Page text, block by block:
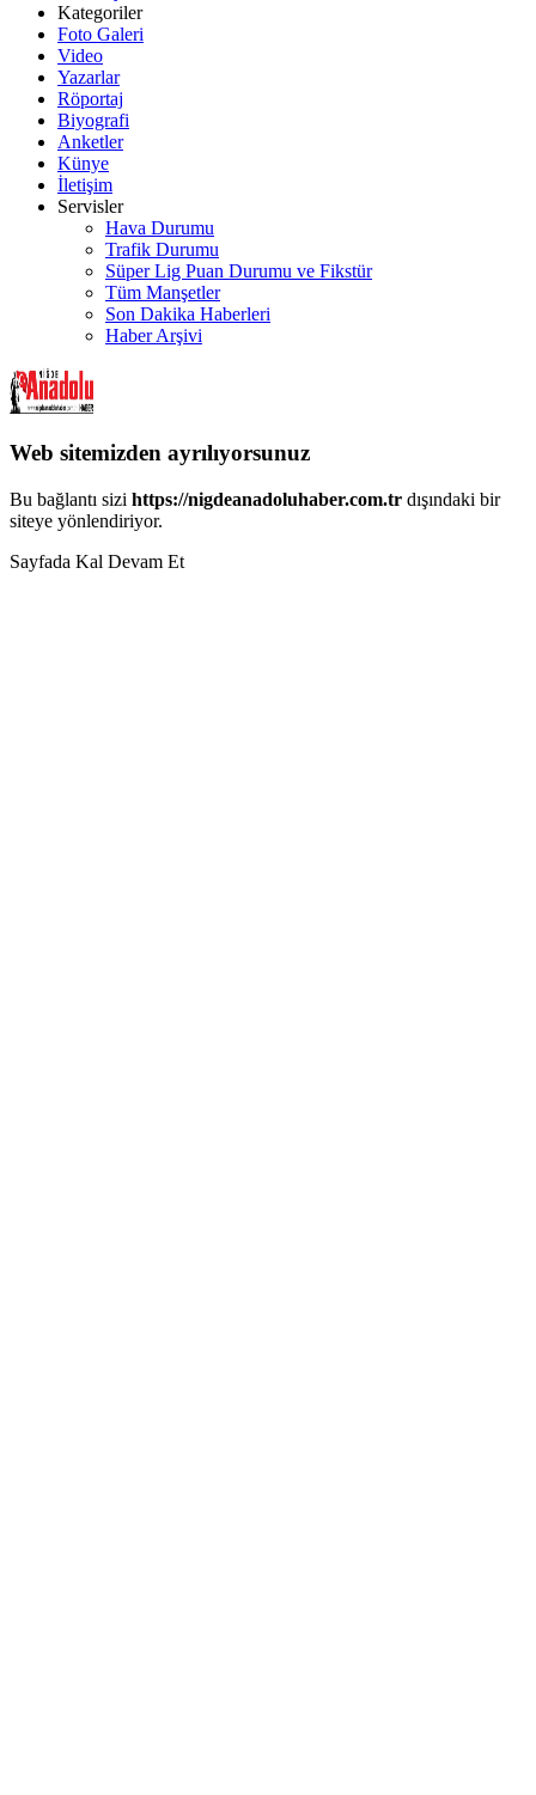
Kategoriler
Foto Galeri
Video
Yazarlar
Röportaj
Biyografi
Anketler
Künye
İletişim
Servisler
Hava Durumu
Trafik Durumu
Süper Lig Puan Durumu ve Fikstür
Tüm Manşetler
Son Dakika Haberleri
Haber Arşivi
Web sitemizden ayrılıyorsunuz
Bu bağlantı sizi https://nigdeanadoluhaber.com.tr dışındaki bir
siteye yönlendiriyor.
Sayfada Kal Devam Et